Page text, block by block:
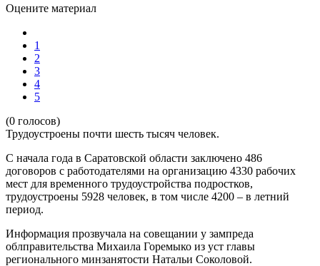
Оцените материал
1
2
3
4
5
(0 голосов)
Трудоустроены почти шесть тысяч человек.
С начала года в Саратовской области заключено 486
договоров с работодателями на организацию 4330 рабочих
мест для временного трудоустройства подростков,
трудоустроены 5928 человек, в том числе 4200 – в летний
период.
Информация прозвучала на совещании у зампреда
облправительства Михаила Горемыко из уст главы
регионального минзанятости Натальи Соколовой.